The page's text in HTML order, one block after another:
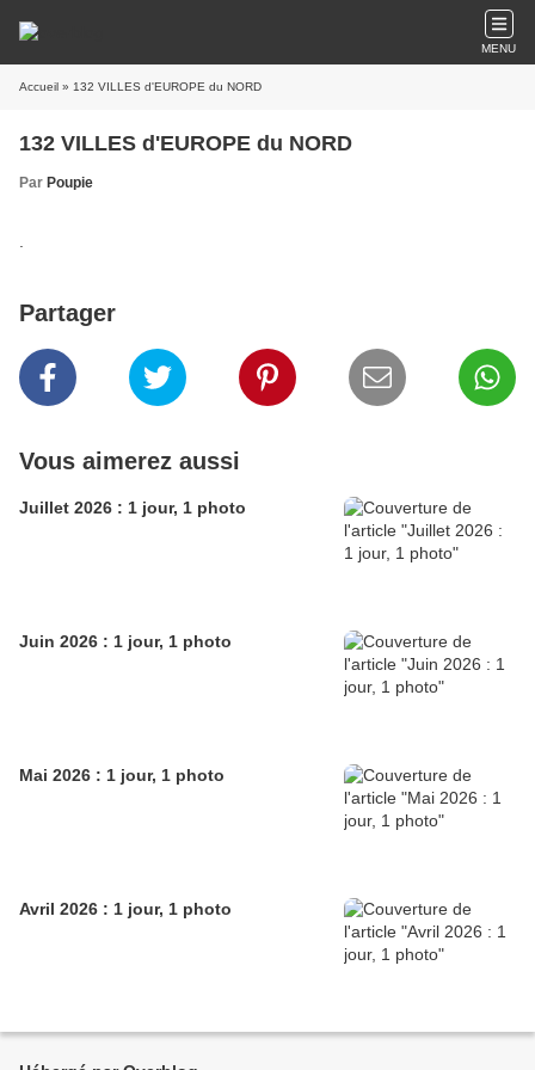
MENU
Accueil » 132 VILLES d'EUROPE du NORD
132 VILLES d'EUROPE du NORD
Par Poupie
Partager
Vous aimerez aussi
Juillet 2026 : 1 jour, 1 photo
Juin 2026 : 1 jour, 1 photo
Mai 2026 : 1 jour, 1 photo
Avril 2026 : 1 jour, 1 photo